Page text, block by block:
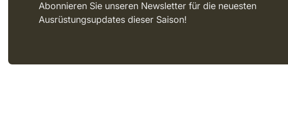
Abonnieren Sie unseren Newsletter für die neuesten
Ausrüstungsupdates dieser Saison!